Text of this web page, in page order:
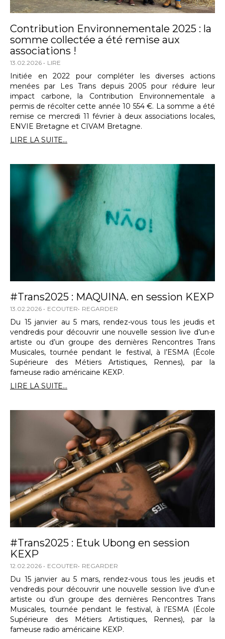
Contribution Environnementale 2025 : la
somme collectée a été remise aux
associations !
13.02.2026 LIRE
Initiée en 2022 pour compléter les diverses actions
menées par Les Trans depuis 2005 pour réduire leur
impact carbone, la Contribution Environnementale a
permis de récolter cette année 10 554 €. La somme a été
remise ce mercredi 11 février à deux associations locales,
ENVIE Bretagne et CIVAM Bretagne.
LIRE LA SUITE...
#Trans2025 : MAQUINA. en session KEXP
13.02.2026 ECOUTER REGARDER
Du 15 janvier au 5 mars, rendez-vous tous les jeudis et
vendredis pour découvrir une nouvelle session live d’un·e
artiste ou d’un groupe des dernières Rencontres Trans
Musicales, tournée pendant le festival, à l’ESMA (École
Supérieure des Métiers Artistiques, Rennes), par la
fameuse radio américaine KEXP.
LIRE LA SUITE...
#Trans2025 : Etuk Ubong en session
KEXP
12.02.2026 ECOUTER REGARDER
Du 15 janvier au 5 mars, rendez-vous tous les jeudis et
vendredis pour découvrir une nouvelle session live d’un·e
artiste ou d’un groupe des dernières Rencontres Trans
Musicales, tournée pendant le festival, à l’ESMA (École
Supérieure des Métiers Artistiques, Rennes), par la
fameuse radio américaine KEXP.